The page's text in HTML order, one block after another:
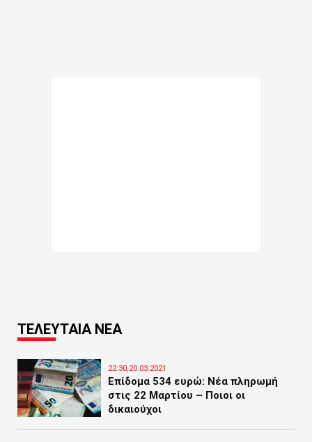
ΤΕΛΕΥΤΑΙΑ ΝΕΑ
22:30,20.03.2021
Επίδομα 534 ευρώ: Νέα πληρωμή
στις 22 Μαρτίου – Ποιοι οι
δικαιούχοι